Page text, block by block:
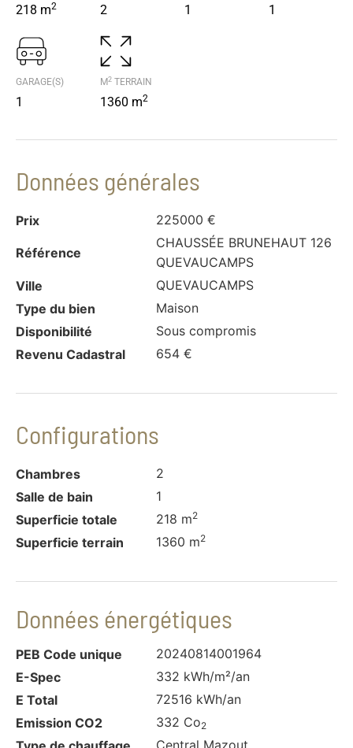
218 m2 2 1 1
GARAGE(S)
1
M2 TERRAIN
1360 m2
Données générales
Prix 225000 €
Référence
CHAUSSÉE BRUNEHAUT 126
QUEVAUCAMPS
Ville
QUEVAUCAMPS
Type du bien
Maison
Disponibilité
Sous compromis
Revenu Cadastral
654 €
Configurations
Chambres
2
Salle de bain
1
Superficie totale
218 m2
Superficie terrain 1360 m2
Données énergétiques
PEB Code unique
20240814001964
E-Spec
332 kWh/m²/an
E Total
72516 kWh/an
Emission CO2
332 Co2
Central Mazout